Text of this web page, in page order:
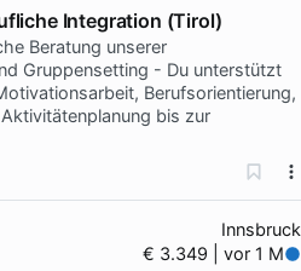
Integration (Tirol)
Beratung unserer
Gruppensetting - Du unterstützt
Berufsorientierung,
bis zur
Innsbruck
€ 3.349 | vor 1 M